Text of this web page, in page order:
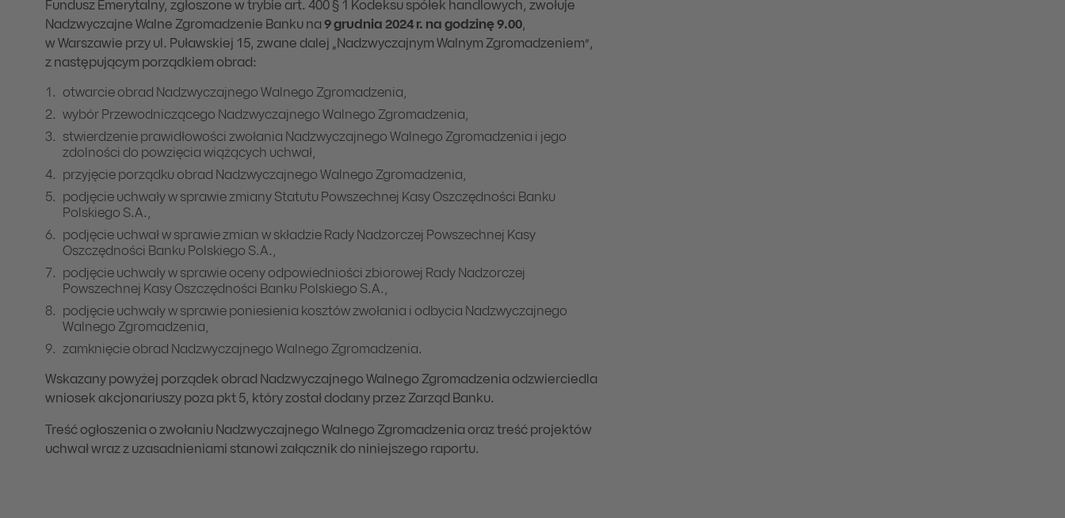
Fundusz Emerytalny, zgłoszone w trybie art. 400 § 1 Kodeksu spółek handlowych, zwołuje
Nadzwyczajne Walne Zgromadzenie Banku na 9 grudnia 2024 r. na godzinę 9.00,
w Warszawie przy ul. Puławskiej 15, zwane dalej „Nadzwyczajnym Walnym Zgromadzeniem”,
z następującym porządkiem obrad:
otwarcie obrad Nadzwyczajnego Walnego Zgromadzenia,
wybór Przewodniczącego Nadzwyczajnego Walnego Zgromadzenia,
stwierdzenie prawidłowości zwołania Nadzwyczajnego Walnego Zgromadzenia i jego
zdolności do powzięcia wiążących uchwał,
przyjęcie porządku obrad Nadzwyczajnego Walnego Zgromadzenia,
podjęcie uchwały w sprawie zmiany Statutu Powszechnej Kasy Oszczędności Banku
Polskiego S.A.,
podjęcie uchwał w sprawie zmian w składzie Rady Nadzorczej Powszechnej Kasy
Oszczędności Banku Polskiego S.A.,
podjęcie uchwały w sprawie oceny odpowiedniości zbiorowej Rady Nadzorczej
Powszechnej Kasy Oszczędności Banku Polskiego S.A.,
podjęcie uchwały w sprawie poniesienia kosztów zwołania i odbycia Nadzwyczajnego
Walnego Zgromadzenia,
zamknięcie obrad Nadzwyczajnego Walnego Zgromadzenia.
Wskazany powyżej porządek obrad Nadzwyczajnego Walnego Zgromadzenia odzwierciedla
wniosek akcjonariuszy poza pkt 5, który został dodany przez Zarząd Banku.
Treść ogłoszenia o zwołaniu Nadzwyczajnego Walnego Zgromadzenia oraz treść projektów
uchwał wraz z uzasadnieniami stanowi załącznik do niniejszego raportu.